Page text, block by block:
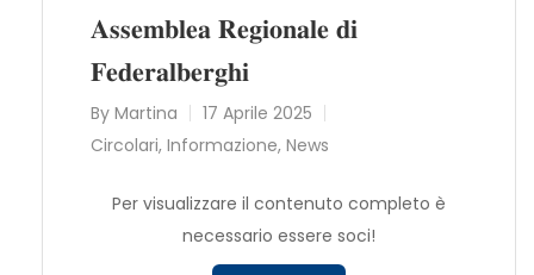
𝐀𝐬𝐬𝐞𝐦𝐛𝐥𝐞𝐚 𝐑𝐞𝐠𝐢𝐨𝐧𝐚𝐥𝐞 𝐝𝐢
𝐅𝐞𝐝𝐞𝐫𝐚𝐥𝐛𝐞𝐫𝐠𝐡𝐢
By Martina
17 Aprile 2025
Circolari, Informazione, News
Per visualizzare il contenuto completo è
necessario essere soci!